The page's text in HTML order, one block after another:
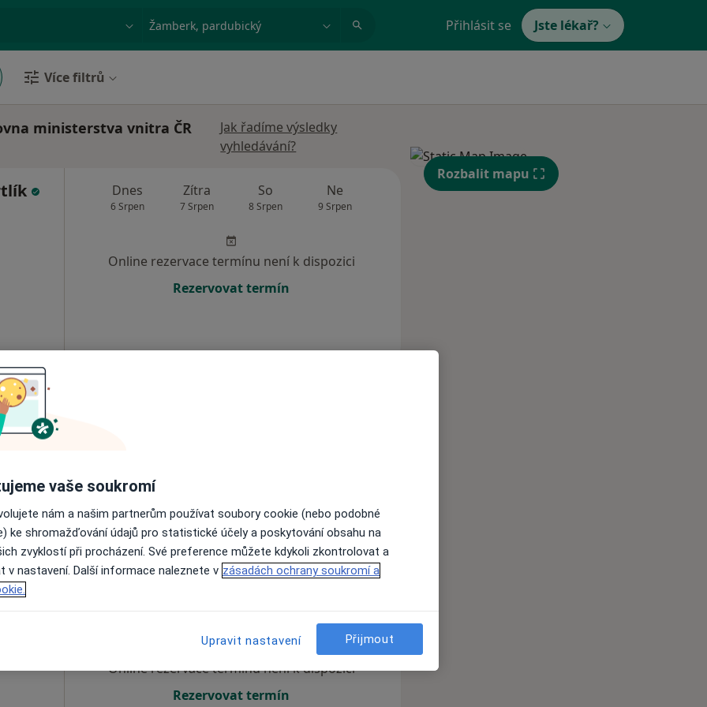
nemoc nebo příjmeníMěsto nebo region Přihlásit se Jste lékař?
Více filtrů
ministerstva vnitra ČR
Jak řadíme výsledky
vyhledávání?
Dnes
6 Srpen
Zítra
7 Srpen
So
8 Srpen
Ne
9 Srpen
Út St
Online rezervace termínu není k dispozici
Rezervovat termín
Online rezervace termínu není k dispozici
Rezervovat termín
Rozbalit mapu
vaše soukromí
nám a našim partnerům používat soubory cookie (nebo podobné
ke shromažďování údajů pro statistické účely a poskytování obsahu na
zvyklostí při procházení. Své preference můžete kdykoli zkontrolovat a
v nastavení. Další informace naleznete v zásadách ochrany soukromí a
Upravit nastavení Přijmout